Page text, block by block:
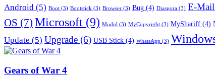
Android (5) Boot (3) Bootstick (3) Browser (3) Bug (4) Diaspora (3) E-Mail
OS (7) Microsoft (9) Modul (3) MyCopyright (3) MyShariff (4)
Update (5) Upgrade (6) USB Stick (4) WhatsApp (3)
Gears of War 4